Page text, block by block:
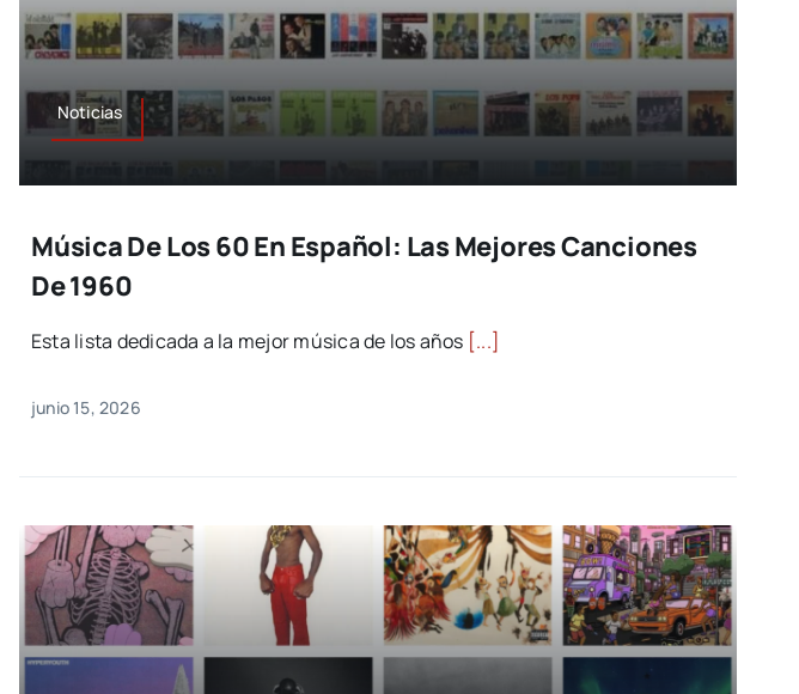
Noticias
Música De Los 60 En Español: Las Mejores Canciones
De 1960
Esta lista dedicada a la mejor música de los años [...]
junio 15, 2026